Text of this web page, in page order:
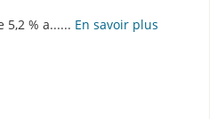
% a...... En savoir plus